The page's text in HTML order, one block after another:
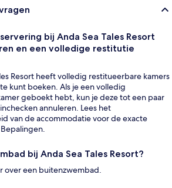
bij Anda Sea Tales Resort
en een volledige restitutie
Resort heeft volledig restitueerbare kamers
kunt boeken. Als je een volledig
geboekt hebt, kun je deze tot een paar
annuleren. Lees het
van de accommodatie voor de exacte
bij Anda Sea Tales Resort?
over een buitenzwembad.